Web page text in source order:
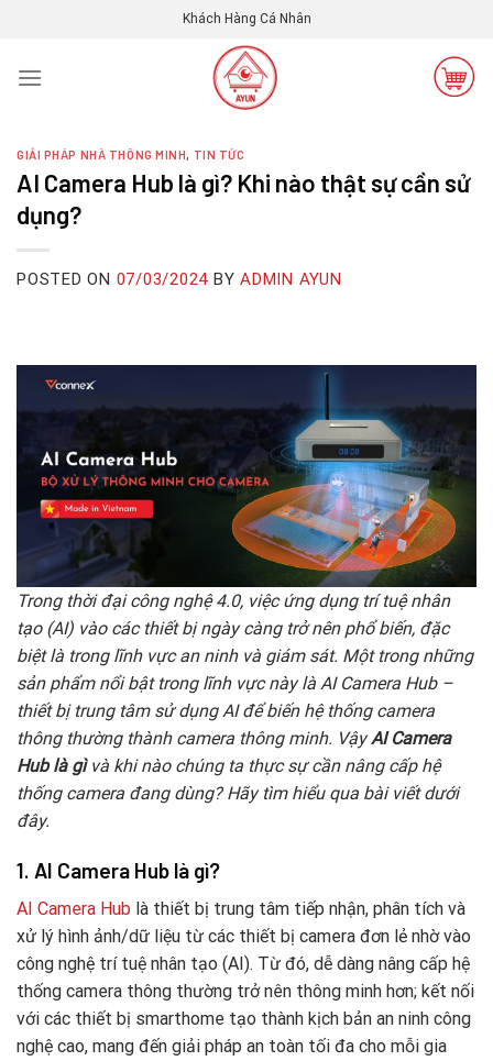
content
Khách Hàng Cá Nhân
GIẢI PHÁP NHÀ THÔNG MINH, TIN TỨC
AI Camera Hub là gì? Khi nào thật sự cần sử
dụng?
POSTED ON 07/03/2024 BY ADMIN AYUN
Trong thời đại công nghệ 4.0, việc ứng dụng trí tuệ nhân
tạo (AI) vào các thiết bị ngày càng trở nên phổ biến, đặc
biệt là trong lĩnh vực an ninh và giám sát. Một trong những
sản phẩm nổi bật trong lĩnh vực này là AI Camera Hub –
thiết bị trung tâm sử dụng AI để biến hệ thống camera
thông thường thành camera thông minh. VậyAI Camera
Hub là gì và khi nào chúng ta thực sự cần nâng cấp hệ
thống camera đang dùng? Hãy tìm hiểu qua bài viết dưới
đây.
1. AI Camera Hub là gì?
AI Camera Hub là thiết bị trung tâm tiếp nhận, phân tích và
xử lý hình ảnh/dữ liệu từ các thiết bị camera đơn lẻ nhờ vào
công nghệ trí tuệ nhân tạo (AI). Từ đó, dễ dàng nâng cấp hệ
thống camera thông thường trở nên thông minh hơn; kết nối
với các thiết bị smarthome tạo thành kịch bản an ninh công
nghệ cao, mang đến giải pháp an toàn tối đa cho mỗi gia